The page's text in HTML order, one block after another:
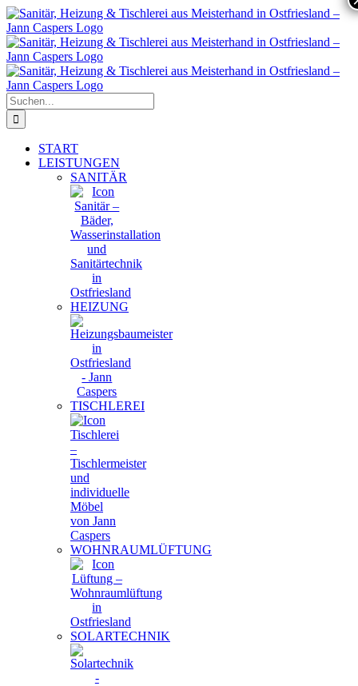
Zum
Inhalt
springen
Suche
nach:
START
LEISTUNGEN
SANITÄR
HEIZUNG
TISCHLEREI
WOHNRAUMLÜFTUNG
SOLARTECHNIK